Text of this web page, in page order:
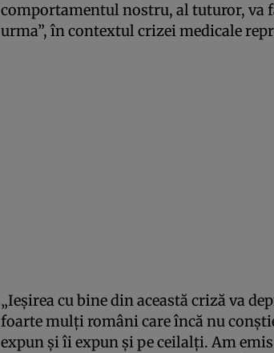
comportamentul nostru, al tuturor, va
urma”, în contextul crizei medicale
„Ieşirea cu bine din această criză va
foarte mulţi români care încă nu
expun şi îi expun şi pe ceilalţi. Am